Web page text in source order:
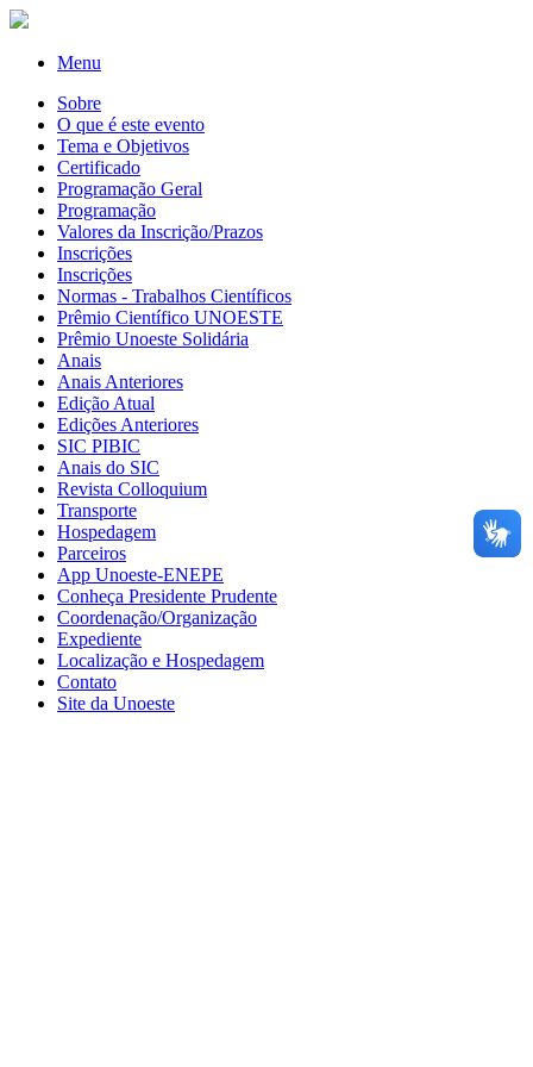
Menu
Sobre
O que é este evento
Tema e Objetivos
Certificado
Programação Geral
Programação
Valores da Inscrição/Prazos
Inscrições
Inscrições
Normas - Trabalhos Científicos
Prêmio Científico UNOESTE
Prêmio Unoeste Solidária
Anais
Anais Anteriores
Edição Atual
Edições Anteriores
SIC PIBIC
Anais do SIC
Revista Colloquium
Transporte
Hospedagem
Parceiros
App Unoeste-ENEPE
Conheça Presidente Prudente
Coordenação/Organização
Expediente
Localização e Hospedagem
Contato
Site da Unoeste